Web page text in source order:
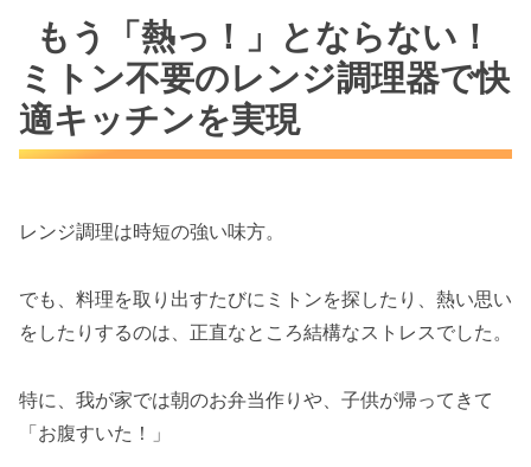
ジ調理器で快適キッチンを実現
レンジ調理のプチストレス、私だけじゃな
かったんですね
持ち手が熱くない！LIFINIQUE 電子レンジ
調理器を素手でサッと取り出せる秘密
のメリット・デメリットと賢い使い方
正直レビュー！買ってよかった点と、ここ
はちょっと…な本音
ッチンに合うか見極めるチェックリスト
よくある質問
もう「熱っ！」とならない！
ミトン不要のレンジ調理器で快
適キッチンを実現
レンジ調理は時短の強い味方。
でも、料理を取り出すたびにミトンを探したり、熱い思い
をしたりするのは、正直なところ結構なストレスでした。
特に、我が家では朝のお弁当作りや、子供が帰ってきて
「お腹すいた！」